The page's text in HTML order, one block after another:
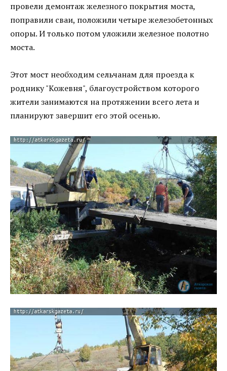
провели демонтаж железного покрытия моста,
поправили сваи, положили четыре железобетонных
опоры. И только потом уложили железное полотно
моста.
Этот мост необходим сельчанам для проезда к
роднику "Кожевня", благоустройством которого
жители занимаются на протяжении всего лета и
планируют завершит его этой осенью.